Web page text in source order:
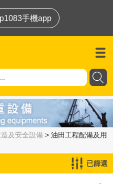
手機app
及安全設備 > 油田工程配備及用
已篩選